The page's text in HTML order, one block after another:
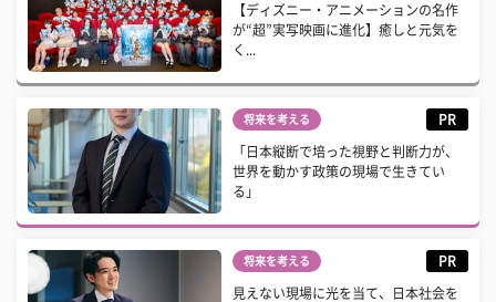
【ディズニー・アニメーションの名作
が“超”実写映画に進化】癒しと元気を
く...
将来を考える PR
「日本縦断で培った視野と判断力が、
世界を動かす政策の現場で生きてい
る」
将来を考える PR
見えない現場に光を当て、日本社会を